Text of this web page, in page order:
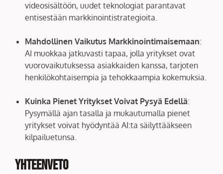
videosisältöön, uudet teknologiat parantavat
entisestään markkinointistrategioita.
Mahdollinen Vaikutus Markkinointimaisemaan:
AI muokkaa jatkuvasti tapaa, jolla yritykset ovat
vuorovaikutuksessa asiakkaiden kanssa, tarjoten
henkilökohtaisempia ja tehokkaampia kokemuksia.
Kuinka Pienet Yritykset Voivat Pysyä Edellä:
Pysymällä ajan tasalla ja mukautumalla pienet
yritykset voivat hyödyntää AI:ta säilyttääkseen
kilpailuetunsa.
Yhteenveto